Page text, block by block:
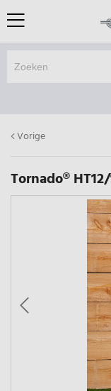
Elektrisch
Elektrisch
Vorige
Tornado®